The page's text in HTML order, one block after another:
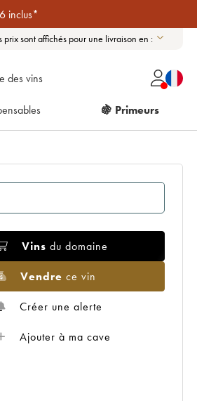
inclus*
prix sont affichés pour une livraison en :
des vins
🍇 Primeurs
Vins du domaine
Vendre ce vin
Créer une alerte
Ajouter à ma cave